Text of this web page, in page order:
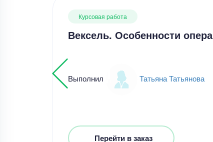
Курсовая работа
Вексель. Особенности
Выполнил Татьяна Татьянова
Перейти в заказ